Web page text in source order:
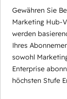
Gewähren Sie
Marketing Hub-
werden
Ihres
sowohl
Enterprise
höchsten Stufe